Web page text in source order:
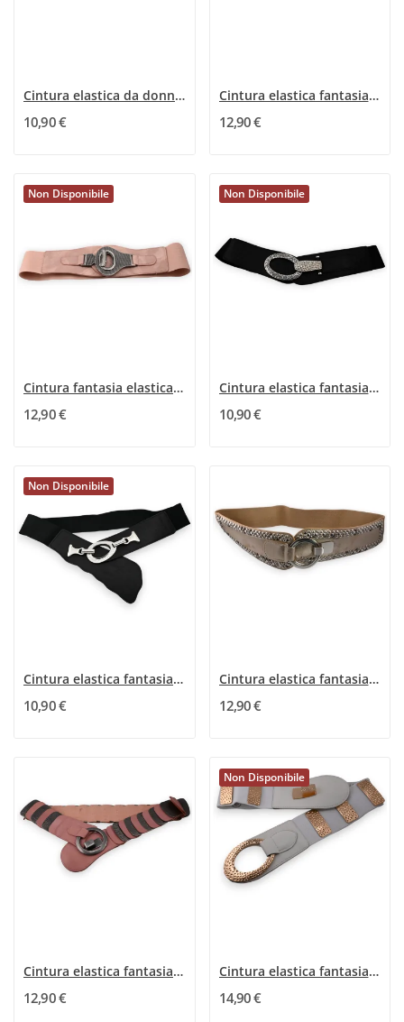
Cintura elastica da donna marrone con fibbia...
10,90 €
Cintura elastica fantasia donna vieux rose...
12,90 €
Non Disponibile
Cintura fantasia elastica donna vecchio rosa
12,90 €
Non Disponibile
Cintura elastica fantasia da donna nera con...
10,90 €
Non Disponibile
Cintura elastica fantasia donna nera
10,90 €
Cintura elastica fantasia donna beige dorata...
12,90 €
Cintura elastica fantasia da donna a...
12,90 €
Non Disponibile
Cintura elastica fantasia da donna bianca e dorata
14,90 €